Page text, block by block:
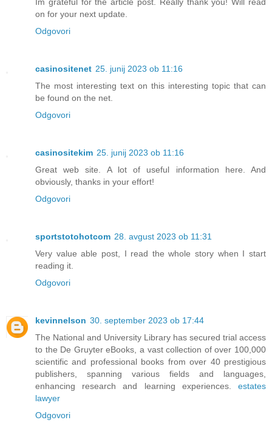
on for your next update.
Odgovori
casinositenet 25. junij 2023 ob 11:16
The most interesting text on this interesting topic that can
be found on the net.
Odgovori
casinositekim 25. junij 2023 ob 11:16
Great web site. A lot of useful information here. And
obviously, thanks in your effort!
Odgovori
sportstotohotcom 28. avgust 2023 ob 11:31
Very value able post, I read the whole story when I start
reading it.
Odgovori
kevinnelson 30. september 2023 ob 17:44
The National and University Library has secured trial access
to the De Gruyter eBooks, a vast collection of over 100,000
scientific and professional books from over 40 prestigious
publishers, spanning various fields and languages,
enhancing research and learning experiences. estates
lawyer
Odgovori